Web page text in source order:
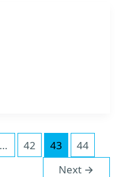
… 42 43
44
Next →